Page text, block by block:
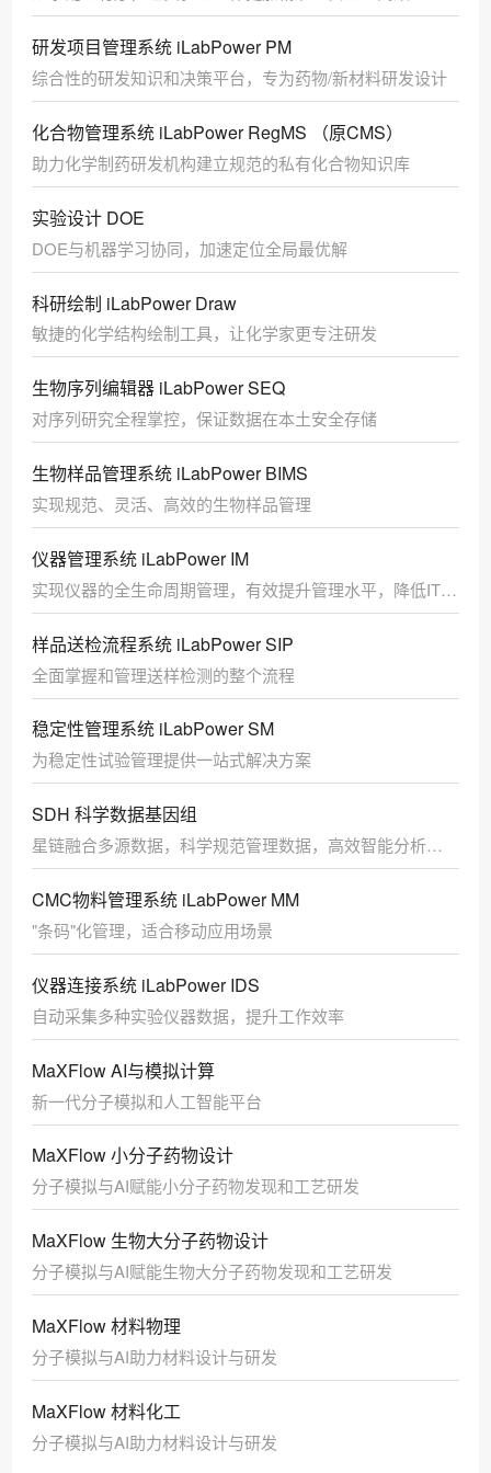
研发项目管理系统 iLabPower PM
综合性的研发知识和决策平台，专为药物/新材料研发设计
化合物管理系统 iLabPower RegMS （原CMS）
助力化学制药研发机构建立规范的私有化合物知识库
实验设计 DOE
DOE与机器学习协同，加速定位全局最优解
科研绘制 iLabPower Draw
敏捷的化学结构绘制工具，让化学家更专注研发
生物序列编辑器 iLabPower SEQ
对序列研究全程掌控，保证数据在本土安全存储
生物样品管理系统 iLabPower BIMS
实现规范、灵活、高效的生物样品管理
仪器管理系统 iLabPower IM
实现仪器的全生命周期管理，有效提升管理水平，降低IT难
度
样品送检流程系统 iLabPower SIP
全面掌握和管理送样检测的整个流程
稳定性管理系统 iLabPower SM
为稳定性试验管理提供一站式解决方案
SDH 科学数据基因组
星链融合多源数据，科学规范管理数据，高效智能分析数
据
CMC物料管理系统 iLabPower MM
"条码"化管理，适合移动应用场景
仪器连接系统 iLabPower IDS
自动采集多种实验仪器数据，提升工作效率
MaXFlow AI与模拟计算
新一代分子模拟和人工智能平台
MaXFlow 小分子药物设计
分子模拟与AI赋能小分子药物发现和工艺研发
MaXFlow 生物大分子药物设计
分子模拟与AI赋能生物大分子药物发现和工艺研发
MaXFlow 材料物理
分子模拟与AI助力材料设计与研发
MaXFlow 材料化工
分子模拟与AI助力材料设计与研发